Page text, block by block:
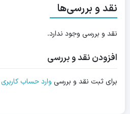
نقد و بررسی‌ها
نقد و بررسی وجود ندارد.
افزودن نقد و بررسی
برای ثبت نقد و بررسی وارد حساب کاربری